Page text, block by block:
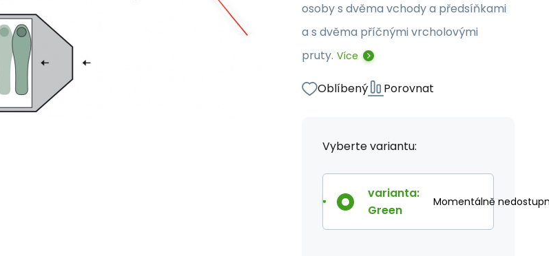
osoby s dvěma vchody a předsíňkami
a s dvěma příčnými vrcholovými
pruty. Více
Oblíbený Porovnat
Vyberte variantu:
varianta:
Green
Momentálně